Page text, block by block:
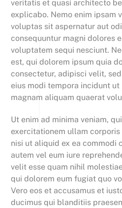
veritatis et quasi architecto
explicabo. Nemo enim ipsam
voluptas sit aspernatur aut
consequuntur magni dolores
voluptatem sequi nesciunt.
est, qui dolorem ipsum quia
consectetur, adipisci velit,
eius modi tempora incidunt
magnam aliquam quaerat
Ut enim ad minima veniam,
exercitationem ullam
nisi ut aliquid ex ea commodi
autem vel eum iure
velit esse quam nihil
qui dolorem eum fugiat quo
Vero eos et accusamus et
ducimus qui blanditiis